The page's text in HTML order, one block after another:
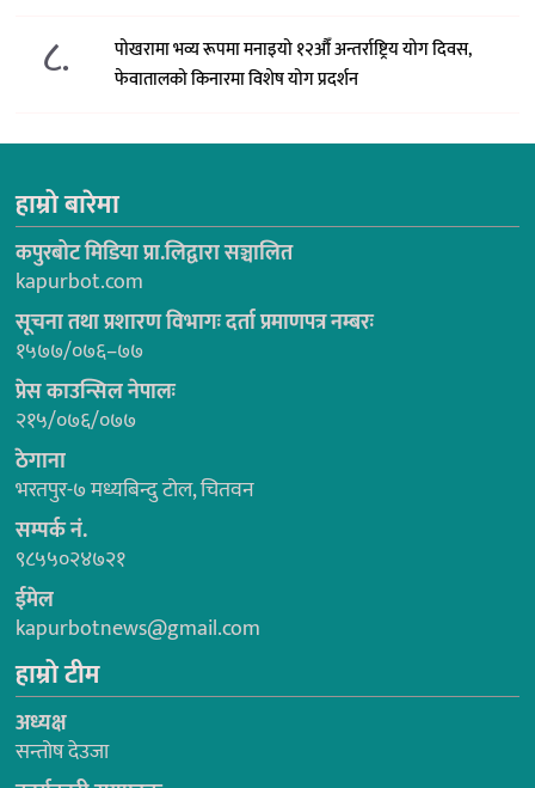
८.
पोखरामा भव्य रूपमा मनाइयो १२औँ अन्तर्राष्ट्रिय योग दिवस,
फेवातालको किनारमा विशेष योग प्रदर्शन
हाम्रो बारेमा
कपुरबोट मिडिया प्रा.लिद्वारा सञ्चालित
kapurbot.com
सूचना तथा प्रशारण विभागः दर्ता प्रमाणपत्र नम्बरः
१५७७/०७६–७७
प्रेस काउन्सिल नेपालः
२१५/०७६/०७७
ठेगाना
भरतपुर-७ मध्यबिन्दु टोल, चितवन
सम्पर्क नं.
९८५५०२४७२१
ईमेल
kapurbotnews@gmail.com
हाम्रो टीम
अध्यक्ष
सन्तोष देउजा